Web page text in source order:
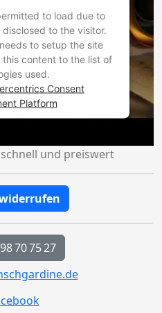
to load due to
to the visitor.
to setup the site
content to the list of
used.
Consent
Platform
und preiswert
70 75 27